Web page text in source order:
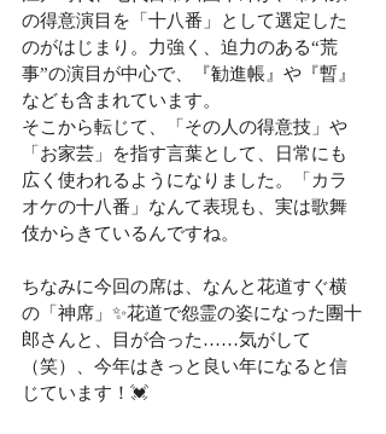
の得意演目を「十八番」として選定した
のがはじまり。力強く、迫力のある“荒
事”の演目が中心で、『勧進帳』や『暫』
なども含まれています。
そこから転じて、「その人の得意技」や
「お家芸」を指す言葉として、日常にも
広く使われるようになりました。「カラ
オケの十八番」なんて表現も、実は歌舞
伎からきているんですね。
ちなみに今回の席は、なんと花道すぐ横
の「神席」✨花道で怨霊の姿になった團十
郎さんと、目が合った……気がして
（笑）、今年はきっと良い年になると信
じています！💓